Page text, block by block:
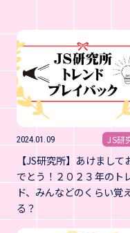
2024.01.09 JS研
【JS研究所】あけまして
でとう！２０２３年のト
ド、みんなどのくらい覚
る？